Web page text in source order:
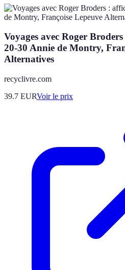
Voyages avec Roger
20-30 Annie de Montry,
Alternatives
recyclivre.com
39.7 EURVoir le prix